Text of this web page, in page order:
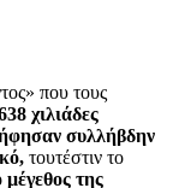
που τους
χιλιάδες
συλλήβδην
τουτέστιν το
μέγεθος της